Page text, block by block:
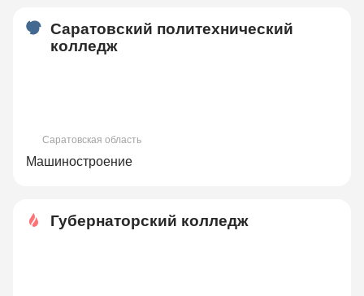
Саратовский политехнический
колледж
Саратовская область
Машиностроение
Губернаторский колледж